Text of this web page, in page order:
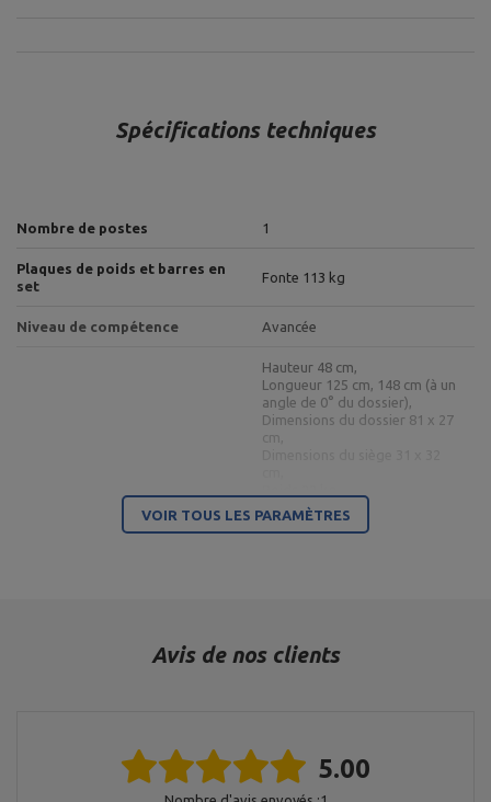
Spécifications techniques
Nombre de postes 1
Plaques de poids et barres en
set
Fonte 113 kg
Niveau de compétence Avancée
Banc double face MS-L101 2.0
Hauteur 48 cm,
Longueur 125 cm, 148 cm (à un
angle de 0° du dossier),
Dimensions du dossier 81 x 27
cm,
Réglage du siège 3 positions :
(0°, 14°, 26°),
Profilés 50 x 50 x 2 mm,
Matériau : acier,
Szerokość: min.100 cm
maks.120 cm,
Longueur : 109 cm,
VOIR TOUS LES PARAMÈTRES
Avis de nos clients
5.00